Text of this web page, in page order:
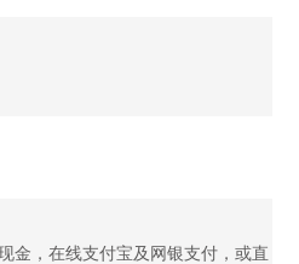
金，在线支付宝及网银支付，或直